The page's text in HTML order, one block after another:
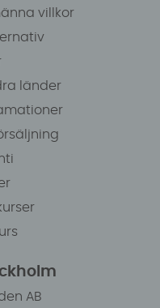
villkor
länder
AB